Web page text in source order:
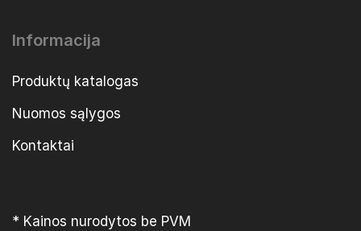
Informacija
Produktų katalogas
Nuomos sąlygos
Kontaktai
* Kainos nurodytos be PVM